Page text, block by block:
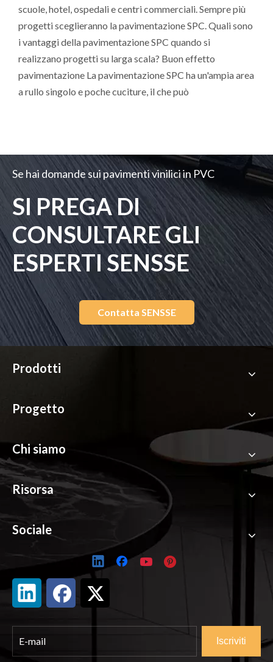
scuole, hotel, ospedali e centri commerciali. Sempre più
progetti sceglieranno la pavimentazione SPC. Quali sono
i vantaggi della pavimentazione SPC quando si
realizzano progetti su larga scala? Buon effetto
pavimentazione La pavimentazione SPC ha un'ampia area
a rullo singolo e poche cuciture, il che può
Se hai domande sui pavimenti vinilici in PVC
SI PREGA DI
CONSULTARE GLI
ESPERTI SENSSE
Contatta SENSSE
Prodotti
Progetto
Chi siamo
Risorsa
Sociale
Iscriviti